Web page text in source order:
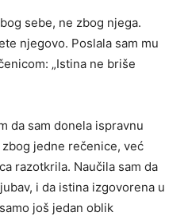
sebe, ne zbog njega.
njegovo. Poslala sam mu
„Istina ne briše
da sam donela ispravnu
jedne rečenice, već
razotkrila. Naučila sam da
i da istina izgovorena u
još jedan oblik